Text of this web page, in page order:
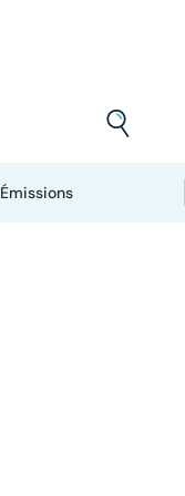
Émissions